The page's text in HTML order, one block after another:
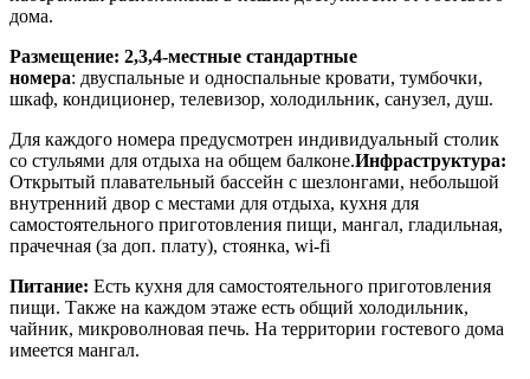
дома.
Размещение: 2,3,4-местные стандартные
номера: двуспальные и односпальные кровати, тумбочки,
шкаф, кондиционер, телевизор, холодильник, санузел, душ.
Для каждого номера предусмотрен индивидуальный столик
со стульями для отдыха на общем балконе.Инфраструктура:
Открытый плавательный бассейн с шезлонгами, небольшой
внутренний двор с местами для отдыха, кухня для
самостоятельного приготовления пищи, мангал, гладильная,
прачечная (за доп. плату), стоянка, wi-fi
Питание: Есть кухня для самостоятельного приготовления
пищи. Также на каждом этаже есть общий холодильник,
чайник, микроволновая печь. На территории гостевого дома
имеется мангал.